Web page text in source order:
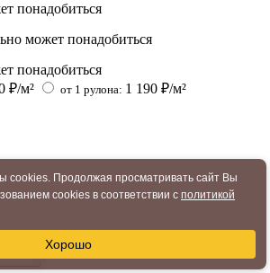
понадобиться
понадобиться
₽/м² от 1 рулона: 1 190 ₽/м²
cookies. Продолжая просматривать сайт Вы
cookies в соответствии с политикой
Хорошо